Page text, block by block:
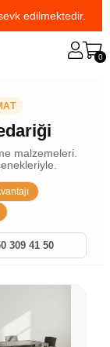
edilmektedir.
0
malzemeleri.
309 41 50